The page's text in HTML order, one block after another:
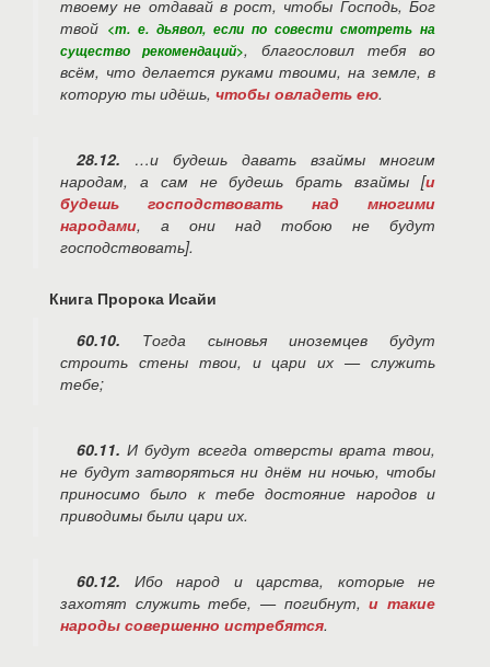
твоему не отдавай в рост, чтобы Господь, Бог
твой <т. е. дьявол, если по совести смотреть на
существо рекомендаций>, благословил тебя во
всём, что делается руками твоими, на земле, в
которую ты идёшь, чтобы овладеть ею.
28.12. …и будешь давать взаймы многим
народам, а сам не будешь брать взаймы [и
будешь господствовать над многими
народами, а они над тобою не будут
господствовать].
Книга Пророка Исайи
60.10. Тогда сыновья иноземцев будут
строить стены твои, и цари их — служить
тебе;
60.11. И будут всегда отверсты врата твои,
не будут затворяться ни днём ни ночью, чтобы
приносимо было к тебе достояние народов и
приводимы были цари их.
60.12. Ибо народ и царства, которые не
захотят служить тебе, — погибнут,и такие
народы совершенно истребятся.